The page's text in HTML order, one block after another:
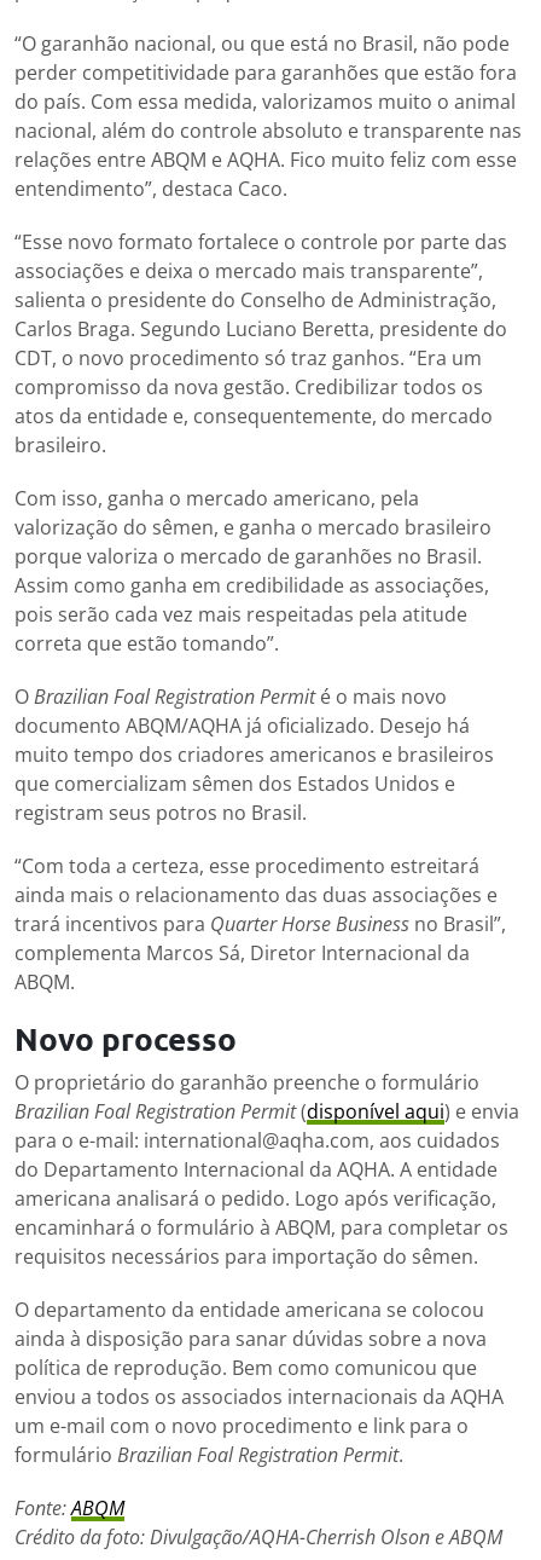
“O garanhão nacional, ou que está no Brasil, não pode
perder competitividade para garanhões que estão fora
do país. Com essa medida, valorizamos muito o animal
nacional, além do controle absoluto e transparente nas
relações entre ABQM e AQHA. Fico muito feliz com esse
entendimento”, destaca Caco.
“Esse novo formato fortalece o controle por parte das
associações e deixa o mercado mais transparente”,
salienta o presidente do Conselho de Administração,
Carlos Braga. Segundo Luciano Beretta, presidente do
CDT, o novo procedimento só traz ganhos. “Era um
compromisso da nova gestão. Credibilizar todos os
atos da entidade e, consequentemente, do mercado
brasileiro.
Com isso, ganha o mercado americano, pela
valorização do sêmen, e ganha o mercado brasileiro
porque valoriza o mercado de garanhões no Brasil.
Assim como ganha em credibilidade as associações,
pois serão cada vez mais respeitadas pela atitude
correta que estão tomando”.
OBrazilian Foal Registration Permité o mais novo
documento ABQM/AQHA já oficializado. Desejo há
muito tempo dos criadores americanos e brasileiros
que comercializam sêmen dos Estados Unidos e
registram seus potros no Brasil.
“Com toda a certeza, esse procedimento estreitará
ainda mais o relacionamento das duas associações e
trará incentivos para Quarter Horse Business no Brasil”,
complementa Marcos Sá, Diretor Internacional da
ABQM.
Novo processo
O proprietário do garanhão preenche o formulário
Brazilian Foal Registration Permit(disponível aqui) e envia
para o e-mail: international@aqha.com, aos cuidados
do Departamento Internacional da AQHA. A entidade
americana analisará o pedido. Logo após verificação,
encaminhará o formulário à ABQM, para completar os
requisitos necessários para importação do sêmen.
O departamento da entidade americana se colocou
ainda à disposição para sanar dúvidas sobre a nova
política de reprodução. Bem como comunicou que
enviou a todos os associados internacionais da AQHA
um e-mail com o novo procedimento e link para o
formulário Brazilian Foal Registration Permit.
Fonte:ABQM
Crédito da foto: Divulgação/AQHA-Cherrish Olson e ABQM